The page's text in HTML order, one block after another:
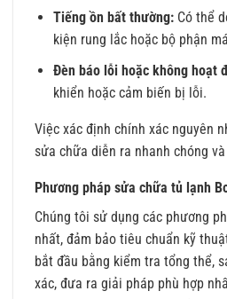
Tiếng ồn bất thường:Có thể
kiện rung lắc hoặc bộ phận
Đèn báo lỗi hoặc không hoạt
khiển hoặc cảm biến bị lỗi.
Việc xác định chính xác nguyên
sửa chữa diễn ra nhanh chóng
Phương pháp sửa chữa tủ lạnh
Chúng tôi sử dụng các phương
nhất, đảm bảo tiêu chuẩn kỹ
bắt đầu bằng kiểm tra tổng thể,
xác, đưa ra giải pháp phù hợp